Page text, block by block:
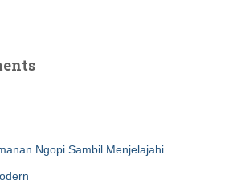
Ngopi Sambil Menjelajahi